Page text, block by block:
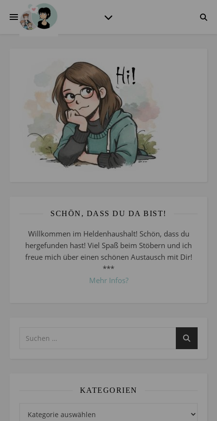
SCHÖN, DASS DU DA BIST!
Willkommen im Heldenhaushalt! Schön, dass du
hergefunden hast! Viel Spaß beim Stöbern und ich
freue mich über einen schönen Austausch mit Dir!
***
Mehr Infos?
KATEGORIEN